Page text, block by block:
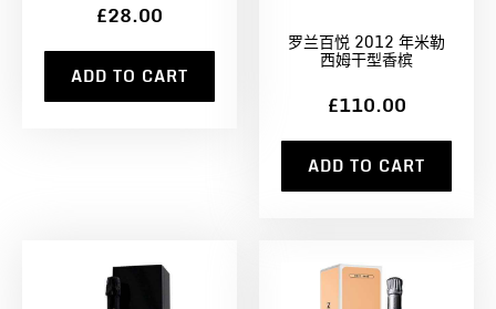
£28.00
ADD TO CART
罗兰百悦 2012 年米勒
西姆干型香槟
£110.00
ADD TO CART